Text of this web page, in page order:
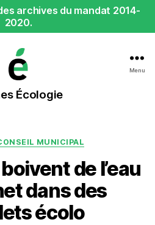
archives du mandat 2014-
2020.
Rennes
Écologie
Écologie
Menu
Catégories
MUNICIPAL
de l’eau
dans des
écolo